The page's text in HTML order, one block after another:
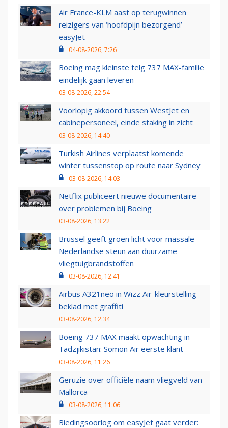
Air France-KLM aast op terugwinnen
reizigers van ‘hoofdpijn bezorgend’
easyJet
04-08-2026, 7:26
Boeing mag kleinste telg 737 MAX-familie
eindelijk gaan leveren
03-08-2026, 22:54
Voorlopig akkoord tussen WestJet en
cabinepersoneel, einde staking in zicht
03-08-2026, 14:40
Turkish Airlines verplaatst komende
winter tussenstop op route naar Sydney
03-08-2026, 14:03
Netflix publiceert nieuwe documentaire
over problemen bij Boeing
03-08-2026, 13:22
Brussel geeft groen licht voor massale
Nederlandse steun aan duurzame
vliegtuigbrandstoffen
03-08-2026, 12:41
Airbus A321neo in Wizz Air-kleurstelling
beklad met graffiti
03-08-2026, 12:34
Boeing 737 MAX maakt opwachting in
Tadzjikistan: Somon Air eerste klant
03-08-2026, 11:26
Geruzie over officiële naam vliegveld van
Mallorca
03-08-2026, 11:06
Biedingsoorlog om easyJet gaat verder: